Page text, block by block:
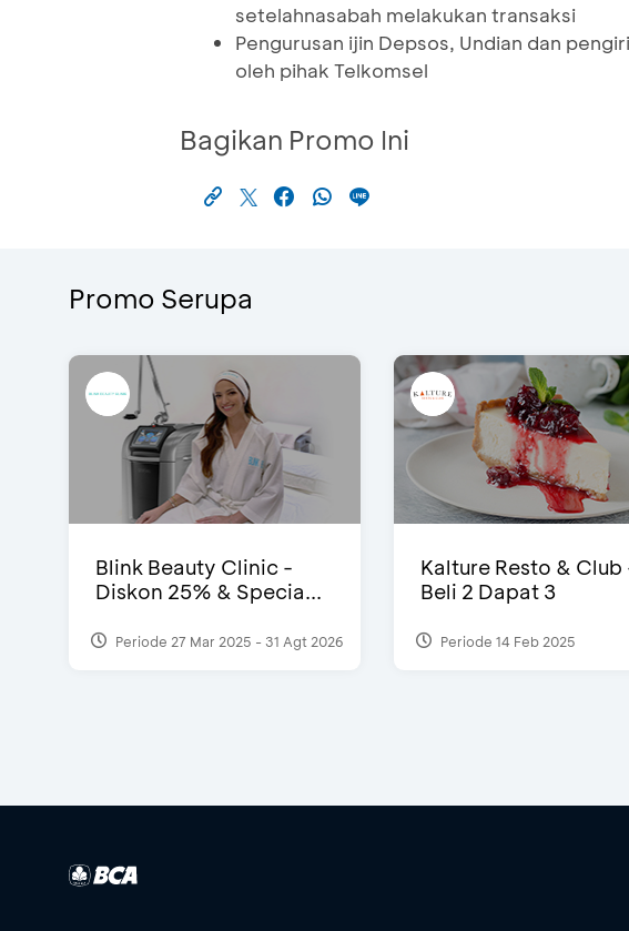
setelahnasabah melakukan transaksi
Pengurusan ijin Depsos, Undian dan
oleh pihak Telkomsel
Bagikan Promo Ini
Promo Serupa
Blink Beauty Clinic -
Diskon 25% & Specia...
Periode 27 Mar 2025 - 31 Agt 2026
Kalture Resto & Club
Beli 2 Dapat 3
Periode 14 Feb 2025